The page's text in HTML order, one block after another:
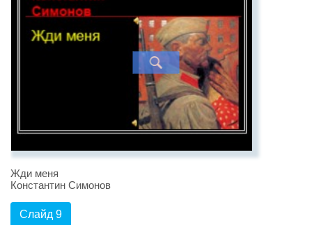
Жди меня
Константин Симонов
Слайд 9